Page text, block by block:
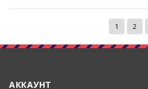
1 2
АККАУНТ